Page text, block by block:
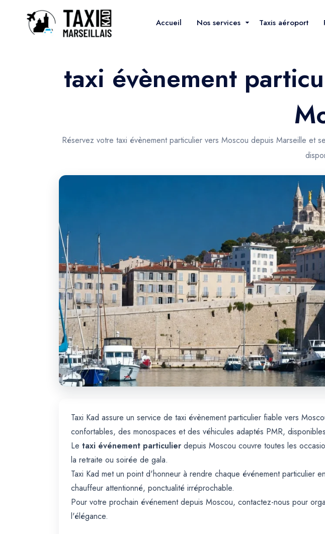
Accueil Nos services Taxis aéroport
taxi évènement
Réservez votre taxi évènement particulier vers Moscou depuis Marseille
Taxi Kad assure un service de taxi évènement particulier fiable vers
confortables, des monospaces et des véhicules adaptés PMR,
Le taxi événement particulier depuis Moscou couvre toutes les
la retraite ou soirée de gala.
Taxi Kad met un point d'honneur à rendre chaque événement
chauffeur attentionné, ponctualité irréprochable.
Pour votre prochain événement depuis Moscou, contactez-nous pour
l'élégance.